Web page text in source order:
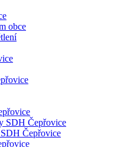
obce
SDH Čepřovice
Čepřovice